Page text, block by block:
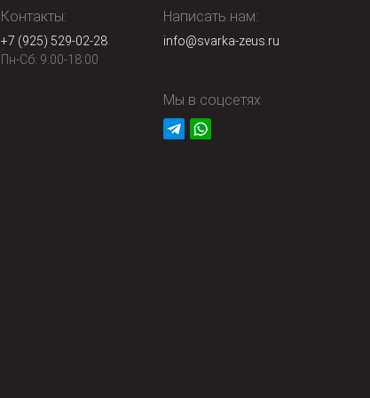
Контакты:
+7 (925) 529-02-28
Пн-Сб: 9:00-18:00
Написать нам:
info@svarka-zeus.ru
Мы в соцсетях